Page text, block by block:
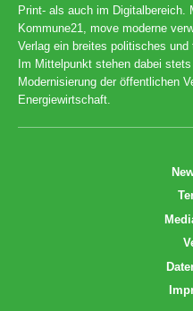
Print- als auch im Digitalbereich.
Kommune21, move moderne
Verlag ein breites politisches
Im Mittelpunkt stehen dabei
Modernisierung der öffentlichen
Energiewirtschaft.